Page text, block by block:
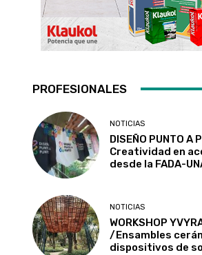
PROFESIONALES
NOTICIAS
DISEÑO PUNTO A
Creatividad en
desde la FADA-
NOTICIAS
WORKSHOP
/Ensambles
dispositivos de